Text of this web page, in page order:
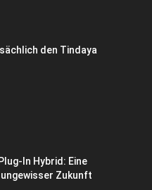
den Tindaya
In Hybrid: Eine
Zukunft